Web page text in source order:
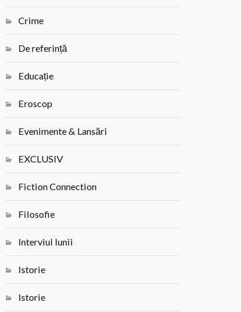
Crime
De referință
Educație
Eroscop
Evenimente & Lansări
EXCLUSIV
Fiction Connection
Filosofie
Interviul lunii
Istorie
Istorie